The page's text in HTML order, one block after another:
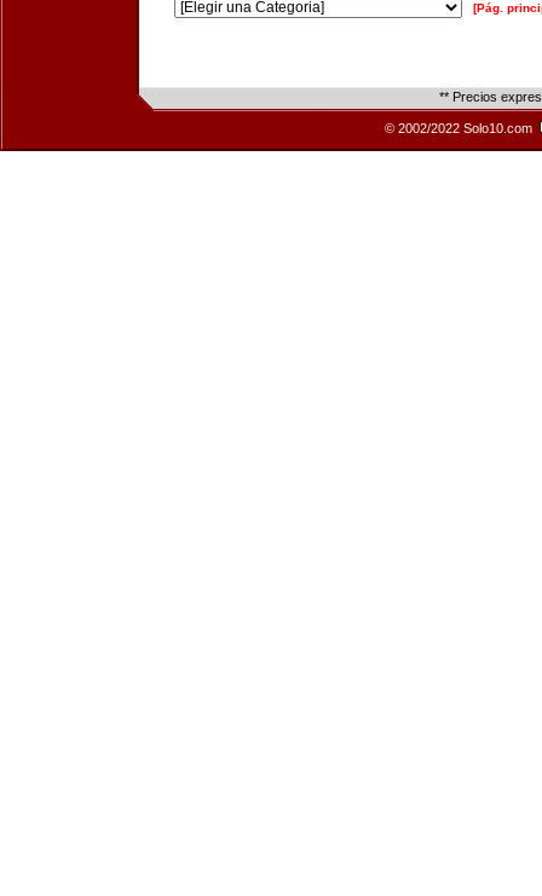
[Pág.
** Precios
© 2002/2022 Solo10.com